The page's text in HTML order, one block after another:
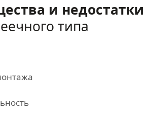
и недостатки
типа